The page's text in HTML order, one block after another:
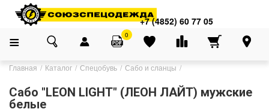
+7 (4852) 60 77 05
0
Главная Каталог Спецобувь Сабо и сланцы
Сабо "LEON LIGHT" (ЛЕОН ЛАЙТ) мужские
белые